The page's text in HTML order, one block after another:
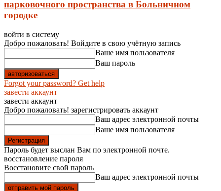
парковочного пространства в Больничном
городке
войти в систему
Добро пожаловать! Войдите в свою учётную запись
Ваше имя пользователя
Ваш пароль
Forgot your password? Get help
завести аккаунт
завести аккаунт
Добро пожаловать! зарегистрировать аккаунт
Ваш адрес электронной почты
Ваше имя пользователя
Пароль будет выслан Вам по электронной почте.
восстановление пароля
Восстановите свой пароль
Ваш адрес электронной почты